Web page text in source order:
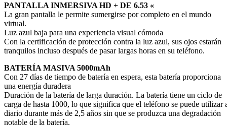
PANTALLA INMERSIVA HD + DE 6.53 «
La gran pantalla le permite sumergirse por completo en el mundo
virtual.
Luz azul baja para una experiencia visual cómoda
Con la certificación de protección contra la luz azul, sus ojos estarán
tranquilos incluso después de pasar largas horas en su teléfono.
BATERÍA MASIVA 5000mAh
Con 27 días de tiempo de batería en espera, esta batería proporciona
una energía duradera
Duración de la batería de larga duración. La batería tiene un ciclo de
carga de hasta 1000, lo que significa que el teléfono se puede utilizar
diario durante más de 2,5 años sin que se produzca una degradación
notable de la batería.